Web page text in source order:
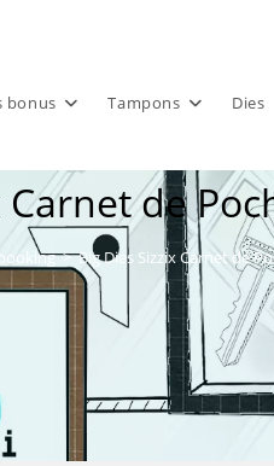
bonus Tampons Dies
de
> Big Dies Sizzix Carnet de